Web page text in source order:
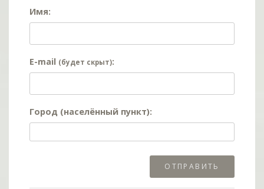
Имя:
E-mail (будет скрыт):
Город (населённый пункт):